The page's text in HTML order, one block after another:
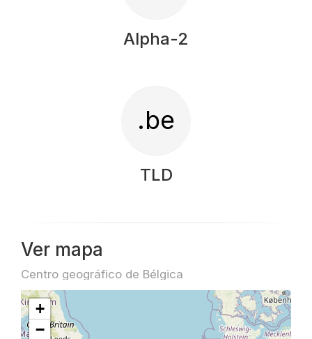
Alpha-2
.be
TLD
Ver mapa
Centro geográfico de Bélgica
+
−